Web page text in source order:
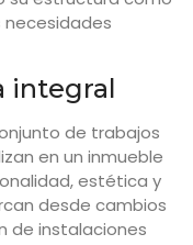
necesidades
integral
de trabajos
en un inmueble
estética y
desde cambios
de instalaciones